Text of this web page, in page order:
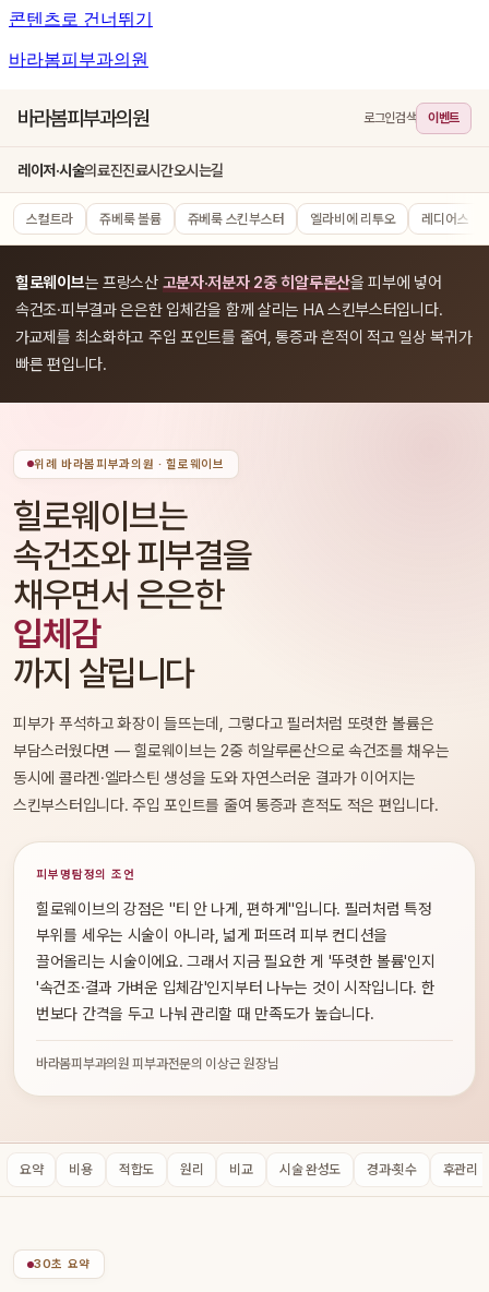
콘텐츠로 건너뛰기
바라봄피부과의원
바라봄피부과의원 로그인검색 이벤트
레이저·시술의료진진료시간오시는길
스컬트라 쥬베룩 볼륨 쥬베룩 스킨부스터 엘라비에 리투오 레디어스
힐로웨이브는 프랑스산 고분자·저분자 2중 히알루론산을 피부에 넣어
속건조·피부결과 은은한 입체감을 함께 살리는 HA 스킨부스터입니다.
가교제를 최소화하고 주입 포인트를 줄여, 통증과 흔적이 적고 일상 복귀가
빠른 편입니다.
위례 바라봄피부과의원 · 힐로웨이브
힐로웨이브는
속건조와 피부결을
채우면서 은은한
입체감
까지 살립니다
피부가 푸석하고 화장이 들뜨는데, 그렇다고 필러처럼 또렷한 볼륨은
부담스러웠다면 — 힐로웨이브는 2중 히알루론산으로 속건조를 채우는
동시에 콜라겐·엘라스틴 생성을 도와 자연스러운 결과가 이어지는
스킨부스터입니다. 주입 포인트를 줄여 통증과 흔적도 적은 편입니다.
피부명탐정의 조언
힐로웨이브의 강점은 "티 안 나게, 편하게"입니다. 필러처럼 특정
부위를 세우는 시술이 아니라, 넓게 퍼뜨려 피부 컨디션을
끌어올리는 시술이에요. 그래서 지금 필요한 게 '뚜렷한 볼륨'인지
'속건조·결과 가벼운 입체감'인지부터 나누는 것이 시작입니다. 한
번보다 간격을 두고 나눠 관리할 때 만족도가 높습니다.
바라봄피부과의원 피부과전문의 이상근 원장님
요약 비용 적합도 원리 비교 시술 완성도 경과·횟수 후관리
30초 요약